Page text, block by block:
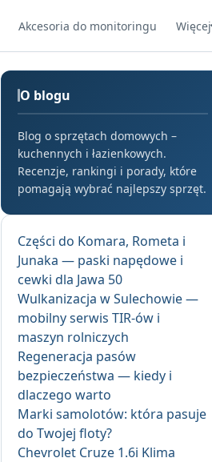
Akcesoria do monitoringu Więcej
O blogu
Blog o sprzętach domowych –
kuchennych i łazienkowych.
Recenzje, rankingi i porady, które
pomagają wybrać najlepszy sprzęt.
Części do Komara, Rometa i
Junaka — paski napędowe i
cewki dla Jawa 50
Wulkanizacja w Sulechowie —
mobilny serwis TIR-ów i
maszyn rolniczych
Regeneracja pasów
bezpieczeństwa — kiedy i
dlaczego warto
Marki samolotów: która pasuje
do Twojej floty?
Chevrolet Cruze 1.6i Klima